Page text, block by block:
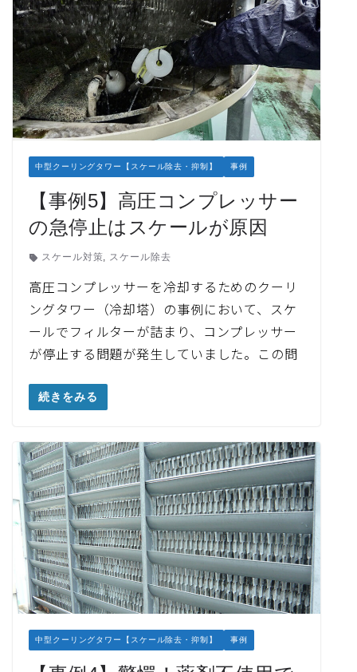
中型クーリングタワー【スケール除去・抑制】 事例
【事例5】高圧コンプレッサー
の急停止はスケールが原因
スケール対策, スケール除去
高圧コンプレッサーを冷却するためのクーリ
ングタワー（冷却塔）の事例において、スケ
ールでフィルターが詰まり、コンプレッサー
が停止する問題が発生していました。この問
続きをみる
中型クーリングタワー【スケール除去・抑制】 事例